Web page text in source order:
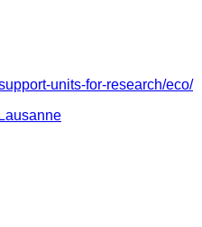
units-for-research/eco/